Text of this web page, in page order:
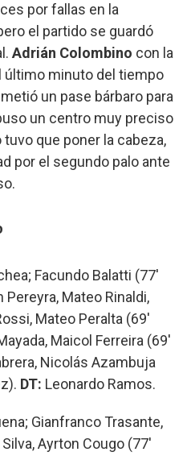
por fallas en la
el partido se guardó
Adrián Colombino con la
último minuto del tiempo
un pase bárbaro para
un centro muy preciso
que poner la cabeza,
por el segundo palo ante
Facundo Balatti (77'
Mateo Rinaldi,
Mateo Peralta (69'
Maicol Ferreira (69'
Nicolás Azambuja
DT: Leonardo Ramos.
Gianfranco Trasante,
Ayrton Cougo (77'